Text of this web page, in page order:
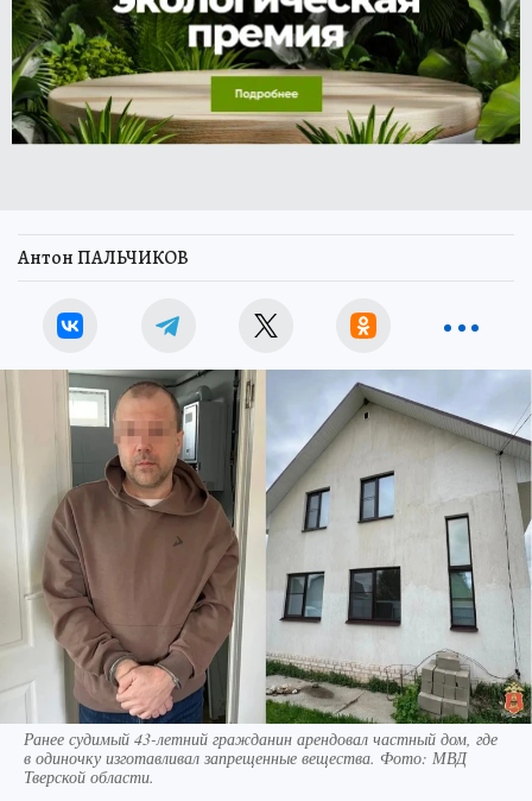
Антон ПАЛЬЧИКОВ
Ранее судимый 43-летний гражданин арендовал частный дом, где
в одиночку изготавливал запрещенные вещества. Фото: МВД
Тверской области.